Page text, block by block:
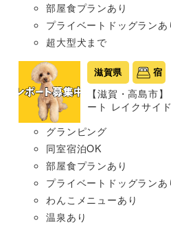
部屋食プランあり
プライベートドッグランあ
超大型犬まで
滋賀県 宿
【滋賀・高島市
ート レイクサイ
グランピング
同室宿泊OK
部屋食プランあり
プライベートドッグランあ
わんこメニューあり
温泉あり